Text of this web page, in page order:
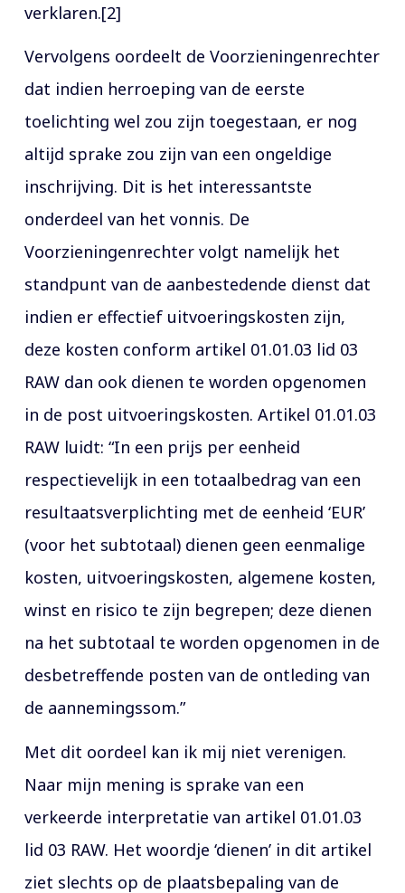
verklaren.[2]
Vervolgens oordeelt de Voorzieningenrechter
dat indien herroeping van de eerste
toelichting wel zou zijn toegestaan, er nog
altijd sprake zou zijn van een ongeldige
inschrijving. Dit is het interessantste
onderdeel van het vonnis. De
Voorzieningenrechter volgt namelijk het
standpunt van de aanbestedende dienst dat
indien er effectief uitvoeringskosten zijn,
deze kosten conform artikel 01.01.03 lid 03
RAW dan ook dienen te worden opgenomen
in de post uitvoeringskosten. Artikel 01.01.03
RAW luidt: “In een prijs per eenheid
respectievelijk in een totaalbedrag van een
resultaatsverplichting met de eenheid ‘EUR’
(voor het subtotaal) dienen geen eenmalige
kosten, uitvoeringskosten, algemene kosten,
winst en risico te zijn begrepen; deze dienen
na het subtotaal te worden opgenomen in de
desbetreffende posten van de ontleding van
de aannemingssom.”
Met dit oordeel kan ik mij niet verenigen.
Naar mijn mening is sprake van een
verkeerde interpretatie van artikel 01.01.03
lid 03 RAW. Het woordje ‘dienen’ in dit artikel
ziet slechts op de plaatsbepaling van de